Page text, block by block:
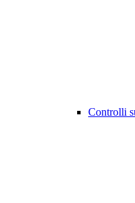
Controlli